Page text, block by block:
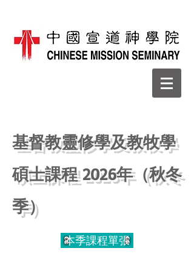
基督教靈修學及教牧學
碩士課程 2026年（秋冬
季）
本季課程單張